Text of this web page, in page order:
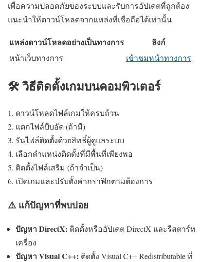
เพื่อความปลอดภัยของระบบและรับการอัปเดตที่ถูกต้อง
แนะนำให้ดาวน์โหลดจากแหล่งที่เชื่อถือได้เท่านั้น
แหล่งดาวน์โหลดอย่างเป็นทางการ ลิงก์
หน้าเว็บทางการ เข้าชมหน้าทางการ
🛠️ วิธีติดตั้งเกมบนคอมพิวเตอร์
ดาวน์โหลดไฟล์เกมให้ครบถ้วน
แตกไฟล์บีบอัด (ถ้ามี)
รันไฟล์ติดตั้งด้วยสิทธิ์ผู้ดูแลระบบ
เลือกตำแหน่งติดตั้งที่มีพื้นที่เพียงพอ
ติดตั้งไฟล์เสริม (ถ้าจำเป็น)
เปิดเกมและปรับตั้งค่ากราฟิกตามต้องการ
⚠️ แก้ปัญหาที่พบบ่อย
ปัญหา DirectX: ติดตั้งหรืออัปเดต DirectX และรีสตาร์ท
เครื่อง
ปัญหา Visual C++: ติดตั้ง Visual C++ Redistributable ที่